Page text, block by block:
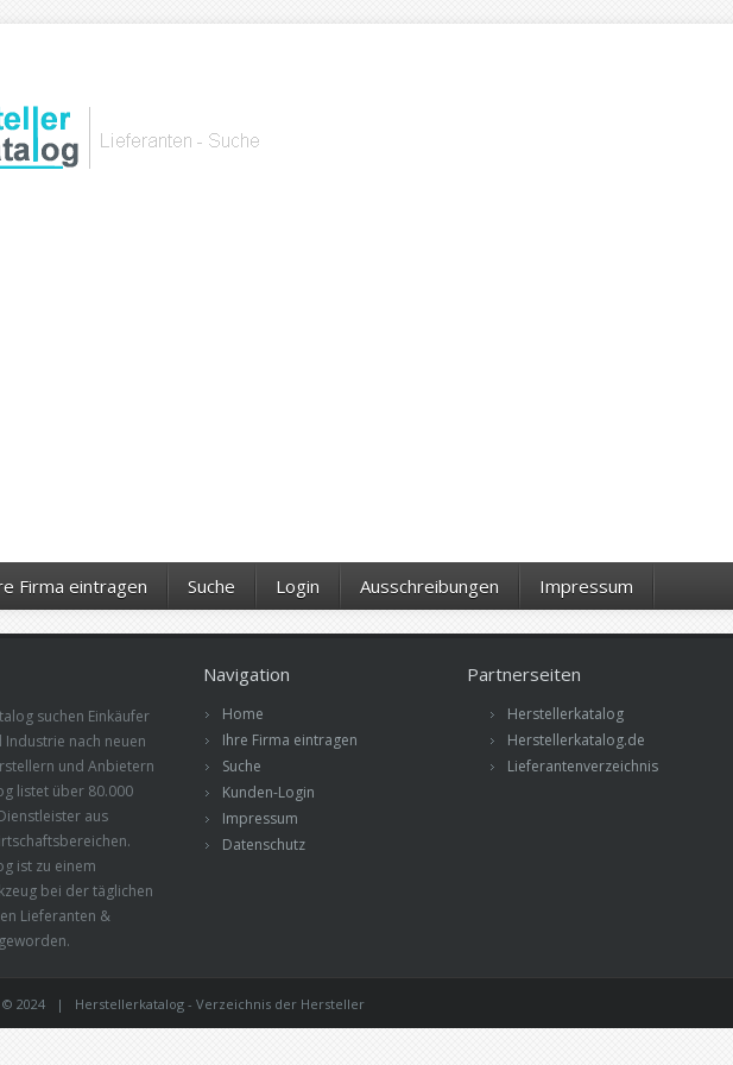
Firma eintragen Suche Login Ausschreibungen Impressum
suchen Einkäufer
Industrie nach neuen
und Anbietern
listet über 80.000
aus
ist zu einem
bei der täglichen
Lieferanten &
Navigation
Home
Ihre Firma eintragen
Suche
Kunden-Login
Impressum
Datenschutz
Partnerseiten
Herstellerkatalog
Herstellerkatalog.de
Lieferantenverzeichnis
© 2024 | Herstellerkatalog - Verzeichnis der Hersteller